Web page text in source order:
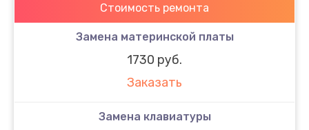
Стоимость ремонта
Замена материнской платы
1730 руб.
Заказать
Замена клавиатуры